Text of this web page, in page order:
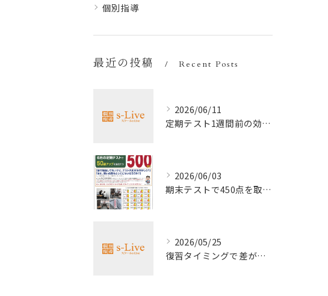
個別指導
最近の投稿 Recent Posts
2026/06/11
定期テスト1週間前の効率暗記法
2026/06/03
期末テストで450点を取る勉強法
2026/05/25
復習タイミングで差がつく勉強法